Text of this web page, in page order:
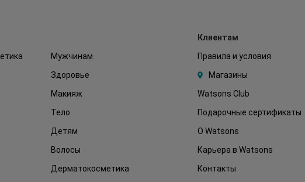
Мужчинам
Здоровье
Макияж
Тело
Детям
Волосы
Дерматокосметика
Клиентам
Правила и условия
Магазины
Watsons Club
Подарочные сертификаты
О Watsons
Карьера в Watsons
Контакты